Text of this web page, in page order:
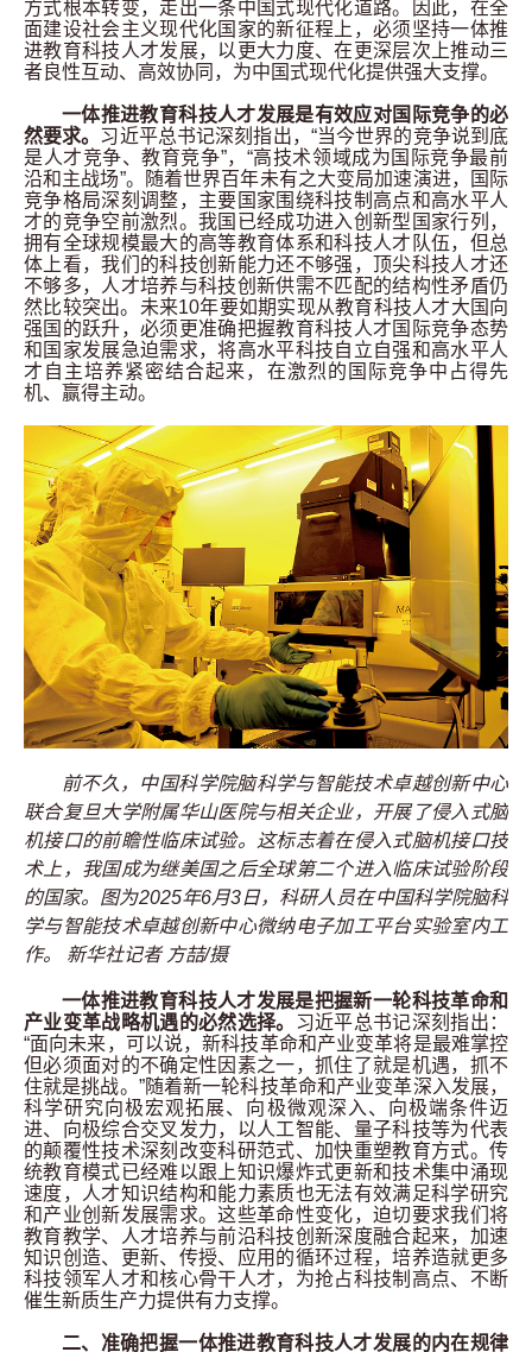
方式根本转变，走出一条中国式现代化道路。因此，在全
面建设社会主义现代化国家的新征程上，必须坚持一体推
进教育科技人才发展，以更大力度、在更深层次上推动三
者良性互动、高效协同，为中国式现代化提供强大支撑。
一体推进教育科技人才发展是有效应对国际竞争的必
然要求。 习近平总书记深刻指出，“当今世界的竞争说到底
是人才竞争、教育竞争”，“高技术领域成为国际竞争最前
沿和主战场”。随着世界百年未有之大变局加速演进，国际
竞争格局深刻调整，主要国家围绕科技制高点和高水平人
才的竞争空前激烈。我国已经成功进入创新型国家行列，
拥有全球规模最大的高等教育体系和科技人才队伍，但总
体上看，我们的科技创新能力还不够强，顶尖科技人才还
不够多，人才培养与科技创新供需不匹配的结构性矛盾仍
然比较突出。未来10年要如期实现从教育科技人才大国向
强国的跃升，必须更准确把握教育科技人才国际竞争态势
和国家发展急迫需求，将高水平科技自立自强和高水平人
才自主培养紧密结合起来，在激烈的国际竞争中占得先
机、赢得主动。
前不久，中国科学院脑科学与智能技术卓越创新中心
联合复旦大学附属华山医院与相关企业，开展了侵入式脑
机接口的前瞻性临床试验。这标志着在侵入式脑机接口技
术上，我国成为继美国之后全球第二个进入临床试验阶段
的国家。图为2025年6月3日，科研人员在中国科学院脑科
学与智能技术卓越创新中心微纳电子加工平台实验室内工
作。 新华社记者 方喆/摄
一体推进教育科技人才发展是把握新一轮科技革命和
产业变革战略机遇的必然选择。 习近平总书记深刻指出：
“面向未来，可以说，新科技革命和产业变革将是最难掌控
但必须面对的不确定性因素之一，抓住了就是机遇，抓不
住就是挑战。”随着新一轮科技革命和产业变革深入发展，
科学研究向极宏观拓展、向极微观深入、向极端条件迈
进、向极综合交叉发力，以人工智能、量子科技等为代表
的颠覆性技术深刻改变科研范式、加快重塑教育方式。传
统教育模式已经难以跟上知识爆炸式更新和技术集中涌现
速度，人才知识结构和能力素质也无法有效满足科学研究
和产业创新发展需求。这些革命性变化，迫切要求我们将
教育教学、人才培养与前沿科技创新深度融合起来，加速
知识创造、更新、传授、应用的循环过程，培养造就更多
科技领军人才和核心骨干人才，为抢占科技制高点、不断
催生新质生产力提供有力支撑。
二、准确把握一体推进教育科技人才发展的内在规律